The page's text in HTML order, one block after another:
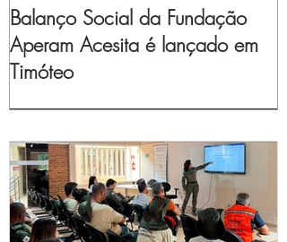
Balanço Social da Fundação
Aperam Acesita é lançado em
Timóteo